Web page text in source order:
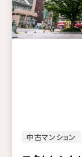
中古マンション